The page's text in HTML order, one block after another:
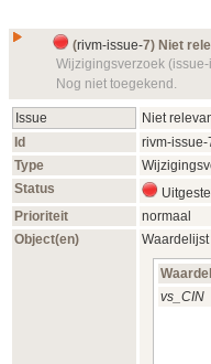
(rivm-issue-7) Niet
Wijzigingsverzoek
Nog niet toegekend.
Issue
Niet
Id
rivm-issue-
Type
Status
Prioriteit
normaal
Object(en)
Waardelijst
vs_CIN